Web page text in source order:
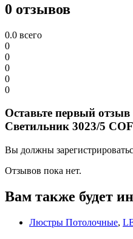
0 отзывов
0.0 всего
0
0
0
0
0
Оставьте первый
Светильник 3023/5
Вы должны
Отзывов пока нет.
Вам также будет
Люстры Потолочные,